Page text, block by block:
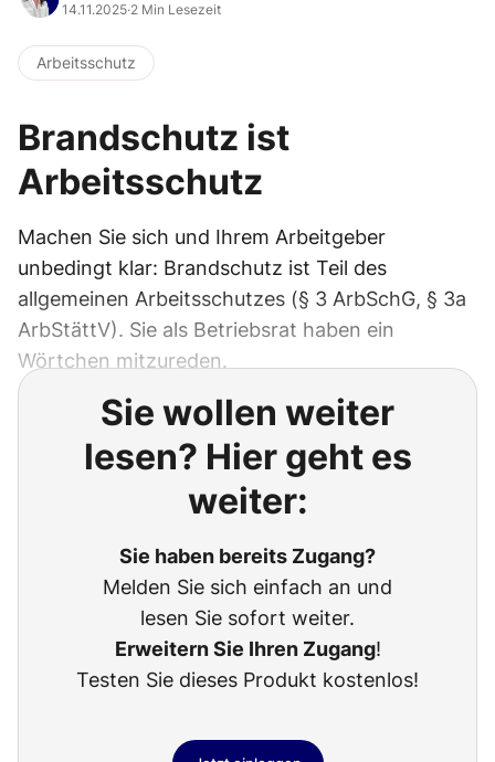
14.11.2025·2 Min Lesezeit
Arbeitsschutz
Brandschutz ist
Arbeitsschutz
Machen Sie sich und Ihrem Arbeitgeber
unbedingt klar: Brandschutz ist Teil des
allgemeinen Arbeitsschutzes (§ 3 ArbSchG, § 3a
ArbStättV). Sie als Betriebsrat haben ein
Wörtchen mitzureden.
Sie wollen weiter
lesen? Hier geht es
weiter:
Sie haben bereits Zugang?
Melden Sie sich einfach an und
lesen Sie sofort weiter.
Erweitern Sie Ihren Zugang!
Testen Sie dieses Produkt kostenlos!